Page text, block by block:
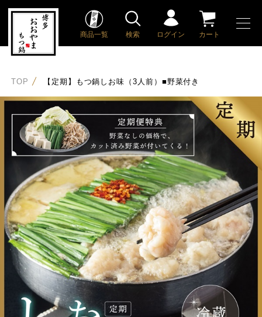
商品一覧 検索 ログイン カート
TOP 【定期】もつ鍋しお味（3人前）■野菜付き